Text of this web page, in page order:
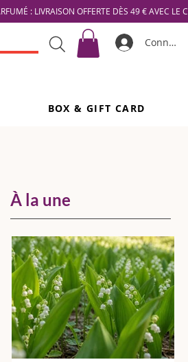
Connexion
BOX & GIFT CARD
À la une